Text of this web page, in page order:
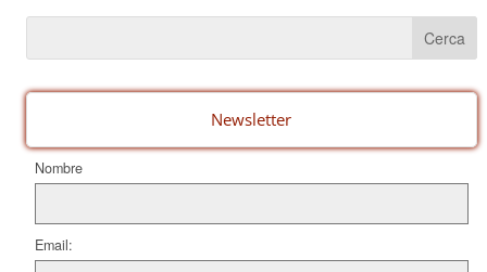
e
b
o
k
e
st
p
ar
te
ix
Newsletter
Nombre
Email: